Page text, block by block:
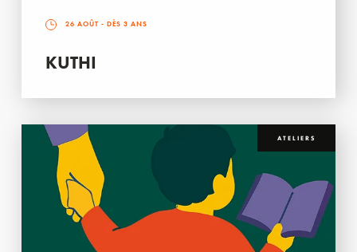
26 AOÛT - DÈS 3 ANS
KUTHI
ATELIERS